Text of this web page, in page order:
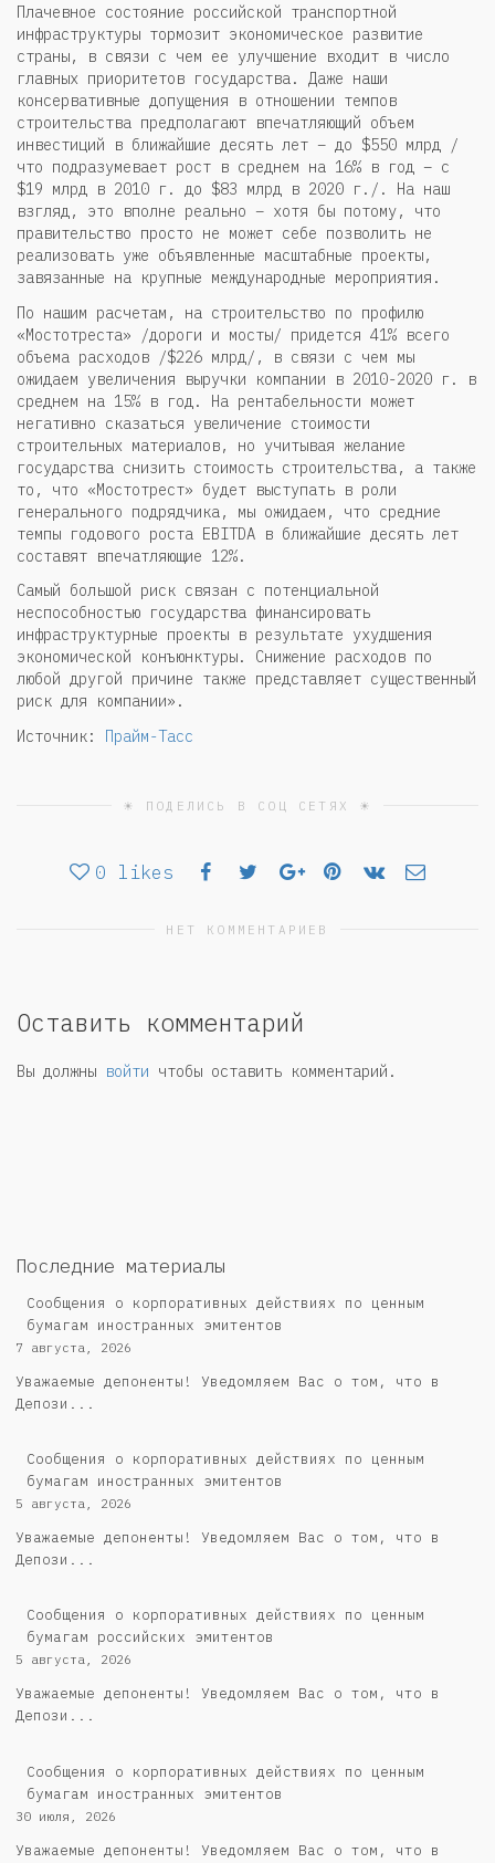
Плачевное состояние российской транспортной
инфраструктуры тормозит экономическое развитие
страны, в связи с чем ее улучшение входит в число
главных приоритетов государства. Даже наши
консервативные допущения в отношении темпов
строительства предполагают впечатляющий объем
инвестиций в ближайшие десять лет – до $550 млрд /
что подразумевает рост в среднем на 16% в год – с
$19 млрд в 2010 г. до $83 млрд в 2020 г./. На наш
взгляд, это вполне реально – хотя бы потому, что
правительство просто не может себе позволить не
реализовать уже объявленные масштабные проекты,
завязанные на крупные международные мероприятия.
По нашим расчетам, на строительство по профилю
«Мостотреста» /дороги и мосты/ придется 41% всего
объема расходов /$226 млрд/, в связи с чем мы
ожидаем увеличения выручки компании в 2010-2020 г. в
среднем на 15% в год. На рентабельности может
негативно сказаться увеличение стоимости
строительных материалов, но учитывая желание
государства снизить стоимость строительства, а также
то, что «Мостотрест» будет выступать в роли
генерального подрядчика, мы ожидаем, что средние
темпы годового роста EBITDA в ближайшие десять лет
составят впечатляющие 12%.
Самый большой риск связан с потенциальной
неспособностью государства финансировать
инфраструктурные проекты в результате ухудшения
экономической конъюнктуры. Снижение расходов по
любой другой причине также представляет существенный
риск для компании».
Источник:
Прайм-Тасс
☀ ПОДЕЛИСЬ В СОЦ СЕТЯХ ☀
0 likes
НЕТ КОММЕНТАРИЕВ
Оставить комментарий
Вы должны войти чтобы оставить комментарий.
Последние материалы
Сообщения о корпоративных действиях по ценным
бумагам иностранных эмитентов
7 августа, 2026
Уважаемые депоненты! Уведомляем Вас о том, что в
Депози...
Сообщения о корпоративных действиях по ценным
бумагам иностранных эмитентов
5 августа, 2026
Уважаемые депоненты! Уведомляем Вас о том, что в
Депози...
Cообщения о корпоративных действиях по ценным
бумагам российских эмитентов
5 августа, 2026
Уважаемые депоненты! Уведомляем Вас о том, что в
Депози...
Сообщения о корпоративных действиях по ценным
бумагам иностранных эмитентов
30 июля, 2026
Уважаемые депоненты! Уведомляем Вас о том, что в